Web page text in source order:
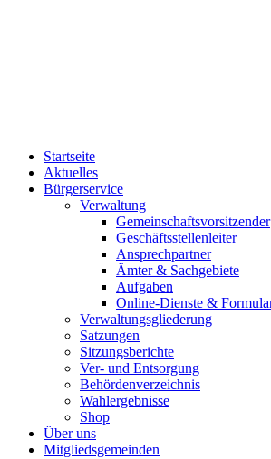
Startseite
Aktuelles
Bürgerservice
Verwaltung
Gemeinschaftsvorsitzender
Geschäftsstellenleiter
Ansprechpartner
Ämter & Sachgebiete
Aufgaben
Online-Dienste &
Verwaltungsgliederung
Satzungen
Sitzungsberichte
Ver- und Entsorgung
Behördenverzeichnis
Wahlergebnisse
Shop
Über uns
Mitgliedsgemeinden